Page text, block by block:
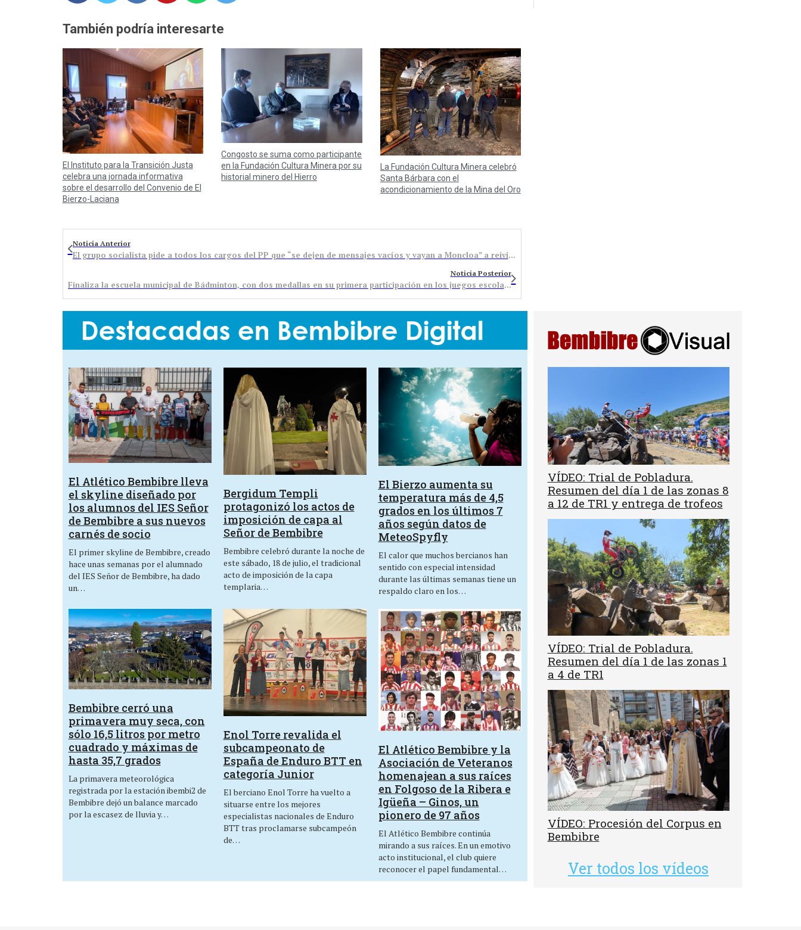
También podría interesarte
El Instituto para la Transición Justa
celebra una jornada informativa
sobre el desarrollo del Convenio de El
Bierzo-Laciana
Congosto se suma como participante
en la Fundación Cultura Minera por su
historial minero del Hierro
La Fundación Cultura Minera celebró
Santa Bárbara con el
acondicionamiento de la Mina del Oro
Noticia Anterior
El grupo socialista pide a todos los cargos del PP que “se dejen de mensajes vacíos y vayan a Moncloa” a reivindicar el carbón
Noticia Posterior
Finaliza la escuela municipal de Bádminton, con dos medallas en su primera participación en los juegos escolares
El Atlético Bembibre lleva
el skyline diseñado por
los alumnos del IES Señor
de Bembibre a sus nuevos
carnés de socio
El primer skyline de Bembibre, creado
hace unas semanas por el alumnado
del IES Señor de Bembibre, ha dado
un…
Bergidum Templi
protagonizó los actos de
imposición de capa al
Señor de Bembibre
Bembibre celebró durante la noche de
este sábado, 18 de julio, el tradicional
acto de imposición de la capa
templaria…
El Bierzo aumenta su
temperatura más de 4,5
grados en los últimos 7
años según datos de
MeteoSpyfly
El calor que muchos bercianos han
sentido con especial intensidad
durante las últimas semanas tiene un
respaldo claro en los…
Bembibre cerró una
primavera muy seca, con
sólo 16,5 litros por metro
cuadrado y máximas de
hasta 35,7 grados
La primavera meteorológica
registrada por la estación ibembi2 de
Bembibre dejó un balance marcado
por la escasez de lluvia y…
Enol Torre revalida el
subcampeonato de
España de Enduro BTT en
categoría Junior
El berciano Enol Torre ha vuelto a
situarse entre los mejores
especialistas nacionales de Enduro
BTT tras proclamarse subcampeón
de…
El Atlético Bembibre y la
Asociación de Veteranos
homenajean a sus raíces
en Folgoso de la Ribera e
Igüeña – Ginos, un
pionero de 97 años
El Atlético Bembibre continúa
mirando a sus raíces. En un emotivo
acto institucional, el club quiere
reconocer el papel fundamental…
VÍDEO: Trial de Pobladura.
Resumen del día 1 de las zonas 8
a 12 de TR1 y entrega de trofeos
VÍDEO: Trial de Pobladura.
Resumen del día 1 de las zonas 1
a 4 de TR1
VÍDEO: Procesión del Corpus en
Bembibre
Ver todos los vídeos